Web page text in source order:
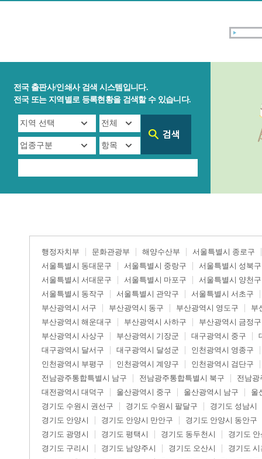
전국 출판사/인쇄사 검색 시스템입니다.
전국 또는 지역별로 등록현황을 검색할 수 있습니다.
행정자치부 문화관광부 해양수산부
서울특별시 종로구
서울특별시 동대문구
서울특별시 중랑구
서울특별시 성북구
서울특별시 서대문구
서울특별시 마포구
서울특별시 양천구
서울특별시 동작구
서울특별시 관악구
서울특별시 서초구
부산광역시 서구
부산광역시 동구 부산광역시 영도구
부
부산광역시 해운대구
부산광역시 사하구
부산광역시 금정구
부산광역시 사상구
부산광역시 기장군 대구광역시 중구
대구광역시 달서구
대구광역시 달성군
인천광역시 영종구
인천광역시 부평구
인천광역시 계양구
인천광역시 검단구
전남광주통합특별시 남구
전남광주통합특별시 북구
전남광
대전광역시 대덕구
울산광역시 중구 울산광역시 남구
울
경기도 수원시 권선구
경기도 수원시 팔달구
경기도 성남시
경기도 안양시
경기도 안양시 만안구
경기도 안양시 동안구
경기도 광명시
경기도 평택시 경기도 동두천시
경기도
경기도 구리시
경기도 남양주시 경기도 오산시
경기도